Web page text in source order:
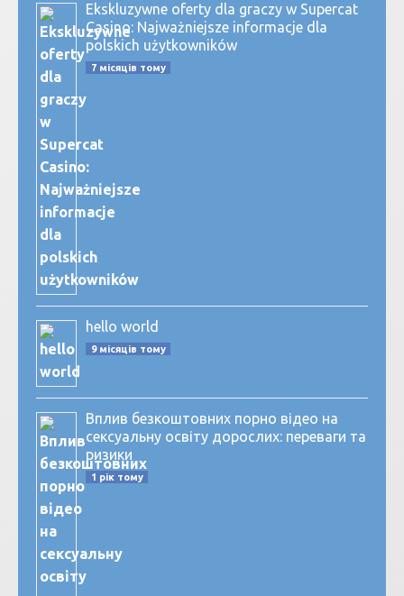
Ekskluzywne oferty dla graczy w Supercat
Casino: Najważniejsze informacje dla
polskich użytkowników
7 місяців тому
hello world
9 місяців тому
Вплив безкоштовних порно відео на
сексуальну освіту дорослих: переваги та
ризики
1 рік тому